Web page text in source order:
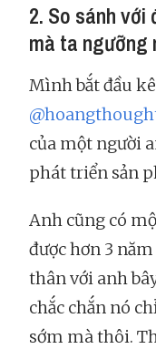
2. So sánh với
mà ta ngưỡng
Mình bắt đầu
của một người
phát triển sản
Anh cũng có
được hơn 3
thân với anh
chắc chắn nó
sớm mà thôi.